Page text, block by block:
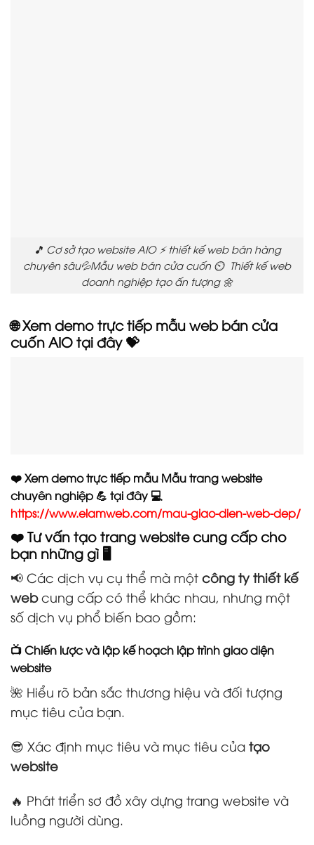
🎵 Cơ sở tạo website AIO ⚡ thiết kế web bán hàng
chuyên sâu💦Mẫu web bán cửa cuốn ⏲️ Thiết kế web
doanh nghiệp tạo ấn tượng 🌼
🌐 Xem demo trực tiếp mẫu web bán cửa
cuốn AIO tại đây 💝
❤️ Xem demo trực tiếp mẫu Mẫu trang website
chuyên nghiệp 💪 tại đây 💻
https://www.elamweb.com/mau-giao-dien-web-dep/
❤️ Tư vấn tạo trang website cung cấp cho
bạn những gì 🖥️
📢 Các dịch vụ cụ thể mà một công ty thiết kế
webcung cấp có thể khác nhau, nhưng một
số dịch vụ phổ biến bao gồm:
📺 Chiến lược và lập kế hoạch lập trình giao diện
website
🌺 Hiểu rõ bản sắc thương hiệu và đối tượng
mục tiêu của bạn.
😎 Xác định mục tiêu và mục tiêu của tạo
website
🔥 Phát triển sơ đồ xây dựng trang website và
luồng người dùng.